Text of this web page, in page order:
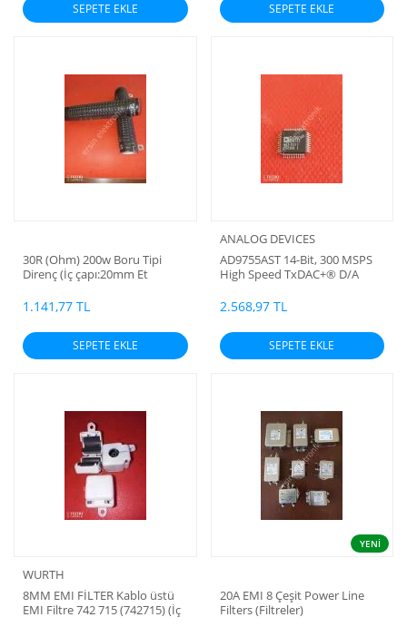
SEPETE EKLE SEPETE EKLE
30R (Ohm) 200w Boru Tipi
Direnç (İç çapı:20mm Et
deliklerinden itibaren:130mm)
1.141,77 TL
SEPETE EKLE
ANALOG DEVICES
AD9755AST 14-Bit, 300 MSPS
High Speed TxDAC+® D/A
2.568,97 TL
SEPETE EKLE
WURTH
8MM EMI FİLTER Kablo üstü
EMI Filtre 742 715 (742715) (İç
YENİ
20A EMI 8 Çeşit Power Line
Filters (Filtreler)